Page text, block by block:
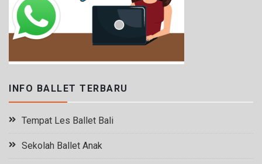
INFO BALLET TERBARU
Tempat Les Ballet Bali
Sekolah Ballet Anak